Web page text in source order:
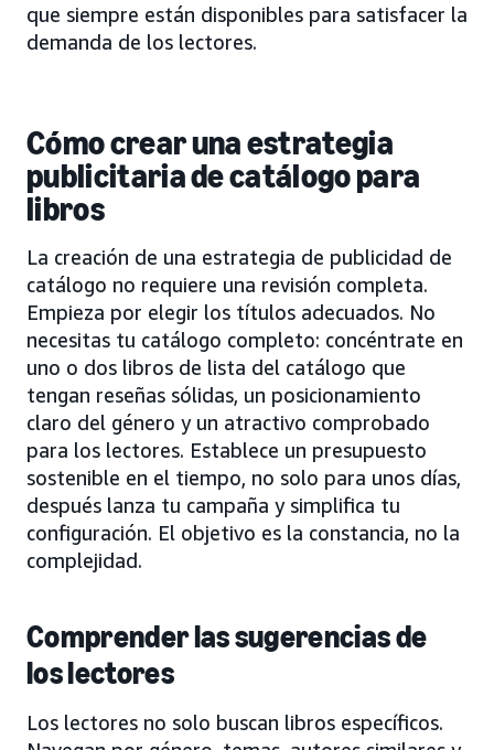
que siempre están disponibles para satisfacer la
demanda de los lectores.
Cómo crear una estrategia
publicitaria de catálogo para
libros
La creación de una estrategia de publicidad de
catálogo no requiere una revisión completa.
Empieza por elegir los títulos adecuados. No
necesitas tu catálogo completo: concéntrate en
uno o dos libros de lista del catálogo que
tengan reseñas sólidas, un posicionamiento
claro del género y un atractivo comprobado
para los lectores. Establece un presupuesto
sostenible en el tiempo, no solo para unos días,
después lanza tu campaña y simplifica tu
configuración. El objetivo es la constancia, no la
complejidad.
Comprender las sugerencias de
los lectores
Los lectores no solo buscan libros específicos.